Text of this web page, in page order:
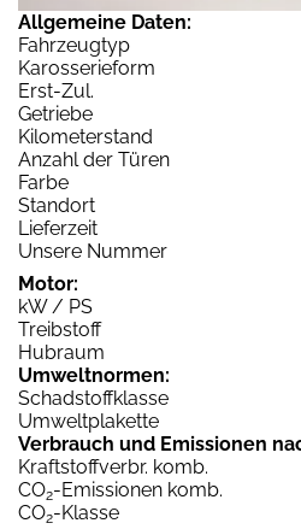
Allgemeine Daten:
Fahrzeugtyp
Karosserieform
Erst-Zul.
Getriebe
Kilometerstand
Anzahl der Türen
Farbe
Standort
Lieferzeit
Unsere Nummer
Motor:
kW / PS
Treibstoff
Hubraum
Umweltnormen:
Schadstoffklasse
Umweltplakette
Verbrauch und Emissionen
Kraftstoffverbr. komb.
CO2-Emissionen komb.
CO2-Klasse